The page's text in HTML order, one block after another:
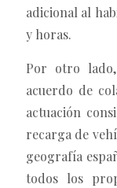
adicional al
y horas.
Por otro
acuerdo de
actuación
recarga de
geografía
todos los